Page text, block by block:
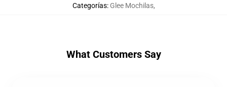
Categorías: Glee Mochilas,
What Customers Say